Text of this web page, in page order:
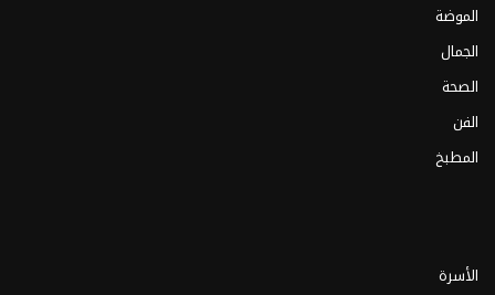
الموضة
الجمال
الصحة
الفن
المطبخ
الأسرة